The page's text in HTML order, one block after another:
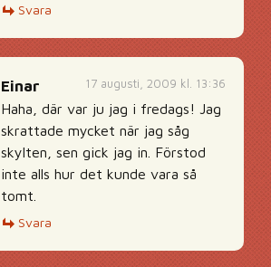
Svara
17 augusti, 2009 kl. 13:36
Einar
Haha, där var ju jag i fredags! Jag
skrattade mycket när jag såg
skylten, sen gick jag in. Förstod
inte alls hur det kunde vara så
tomt.
Svara